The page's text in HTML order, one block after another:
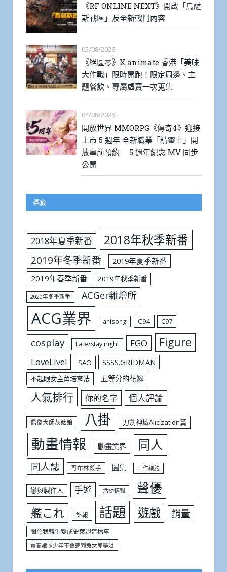
《RF ONLINE NEXT》開啟「烏薩
斯戰區」及全新戰鬥內容
05/08/2026
《絕區零》X animate 香港「美味
大作戰」限時開跑！限定周邊、主
題餐飲、專屬虛寶一次蒐集
04/08/2026
開放世界 MMORPG《傳奇4》迎接
上市 5 週年 全新職業「精靈士」開
放事前預約 5 週年紀念 MV 同步
公開
標籤
2018年夏季新番 2018年秋季新番
2019年冬季新番
2019年夏季新番
2019年春季新番
2019年秋季新番
2020年冬季新番 ACGer雜燴所
ACG業界 anisong C94 C97
cosplay Fate/stay night FGO Figure
LoveLive! SAO SSSS.GRIDMAN
不起眼女主角培育法 五等分的花嫁
人氣排行 你的名字 個人評論
偶像大師灰姑娘 八掛 刀劍神域Alicization篇
動畫情報 動畫業界 同人
同人誌 哥布林殺手 圖集 工作細胞
戀與製作人 手遊 活動情報 聲優
艦これ 訃報 話題 遊戲 銷量
關於我轉生變成史萊姆這檔事
青春豬頭少年不會夢到兔女郎學姐